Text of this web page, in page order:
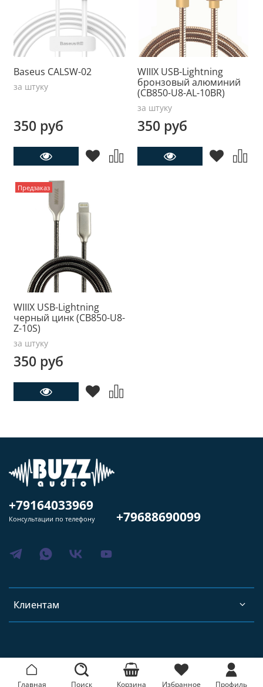
Baseus CALSW-02
за штуку
350 руб
WIIIX USB-Lightning
бронзовый алюминий
(CB850-U8-AL-10BR)
за штуку
350 руб
Предзаказ
WIIIX USB-Lightning
черный цинк (CB850-U8-
Z-10S)
за штуку
350 руб
Клиентам
+79164033969
Консультации по телефону +79688690099
Главная Поиск Корзина Избранное Профиль